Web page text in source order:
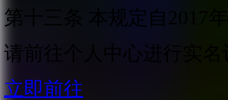
第十三条 本规定自2017
请前往个人中心进行实名
立即前往